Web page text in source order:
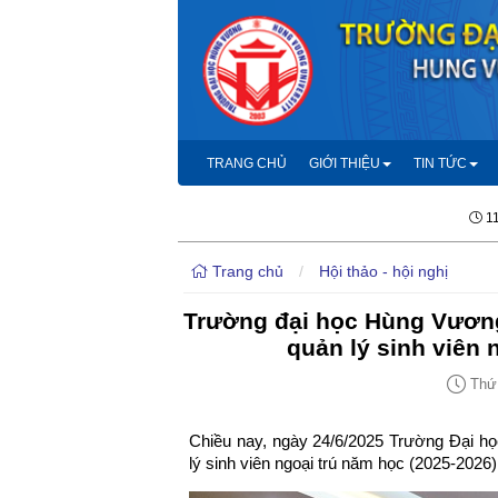
TRANG CHỦ GIỚI THIỆU TIN TỨC
Trang chủ / Hội thảo - hội nghị
Trường đại học Hùng
quản lý sinh viên
Chiều nay, ngày 24/6/2025 Trường Đại
lý sinh viên ngoại trú năm học (2025-